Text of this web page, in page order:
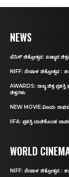
NEWS
ವೆನಿಸ್‌ ಚಿತ್ರೋತ್ಸವ: ಏಷ್ಯಾದ
NIFF: ನೇಪಾಳ ಚಿತ್ರೋತ್ಸವ :
AWARDS: ರಾಜ್ಯ ಚಿತ್ರ
ಚಿತ್ರಗಳು
NEW MOVIE:ವಿಜಯ
IIFA: ಪ್ರಶಸ್ತಿ ಬಾಚಿಕೊಂಡ
WORLD
NIFF: ನೇಪಾಳ ಚಿತ್ರೋತ್ಸವ :